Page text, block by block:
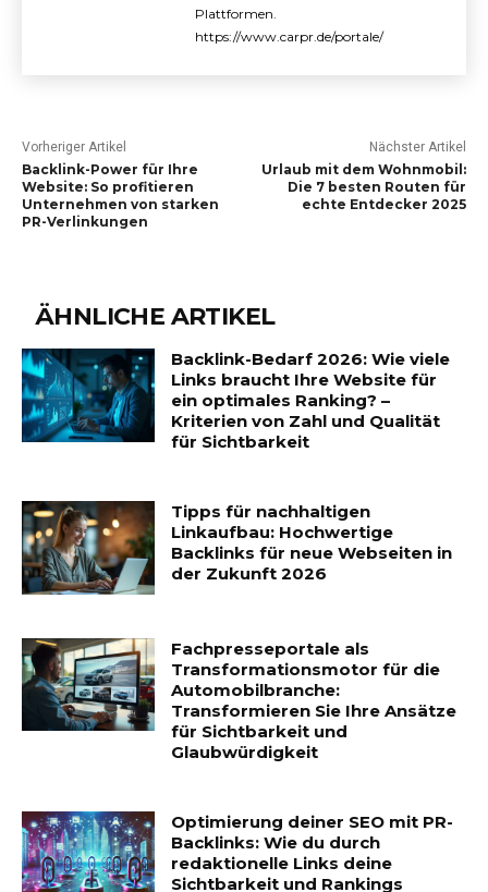
Plattformen.
https://www.carpr.de/portale/
Vorheriger Artikel
Backlink-Power für Ihre
Website: So profitieren
Unternehmen von starken
PR-Verlinkungen
Nächster Artikel
Urlaub mit dem Wohnmobil:
Die 7 besten Routen für
echte Entdecker 2025
ÄHNLICHE ARTIKEL
Backlink-Bedarf 2026: Wie viele
Links braucht Ihre Website für
ein optimales Ranking? –
Kriterien von Zahl und Qualität
für Sichtbarkeit
Tipps für nachhaltigen
Linkaufbau: Hochwertige
Backlinks für neue Webseiten in
der Zukunft 2026
Fachpresseportale als
Transformationsmotor für die
Automobilbranche:
Transformieren Sie Ihre Ansätze
für Sichtbarkeit und
Glaubwürdigkeit
Optimierung deiner SEO mit PR-
Backlinks: Wie du durch
redaktionelle Links deine
Sichtbarkeit und Rankings